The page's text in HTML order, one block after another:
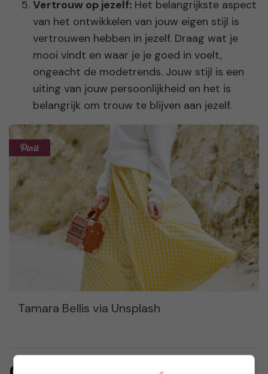
Vertrouw op jezelf: Het belangrijkste aspect
van het ontwikkelen van jouw eigen stijl is
vertrouwen hebben in jezelf. Draag wat je
mooi vindt en waar je je goed in voelt,
ongeacht de modetrends. Jouw stijl is een
uiting van jouw persoonlijkheid en het is
belangrijk om trouw te blijven aan jezelf.
Tamara Bellis via Unsplash